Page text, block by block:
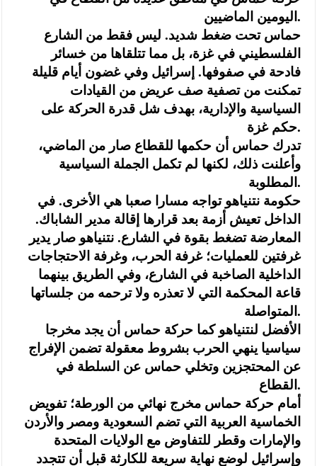
اليومين الماضيين.
حماس تحت ضغط شديد. ليس فقط من الشارع
الفلسطيني في غزة، بل مما تتلقاها من خسائر
فادحة في صفوفها. إسرائيل وفي غضون أيام قليلة
تمكنت من تصفية صف عريض من القيادات
السياسية والإدارية، بهدف شل قدرة الحركة على
حكم غزة.
تدرك حماس أن حكمها للقطاع صار من الماضي،
وأعلنت ذلك، لكنها لم تكمل الجملة السياسية
المطلوبة.
حكومة نتنياهو تواجه مسارا صعبا هي الأخرى. في
الداخل تعيش أزمة بعد قرارها إقالة مدير الشاباك.
المعارضة تضغط بقوة في الشارع. نتنياهو صار يدير
غرفتين للعمليات؛ غرفة الحرب، وغرفة الاحتجاجات
الداخلية الصاخبة في الشارع، وفي الطريق بينهما
قاعة المحكمة التي لا تعذره ولا ترحمه من جلساتها
المتواصلة.
الأفضل لنتنياهو كما حركة حماس أن يجد مخرجا
سياسيا ينهي الحرب بشروط معقولة تضمن الإفراج
عن المحتجزين وتخلي حماس عن السلطة في
القطاع.
أمام حركة حماس مخرج نهائي من الورطة؛ تفويض
الخماسية العربية التي تضم السعودية ومصر والأردن
والإمارات وقطر للتفاوض مع الولايات المتحدة
وإسرائيل لوضع نهاية سريعة للكارثة قبل أن تتجدد